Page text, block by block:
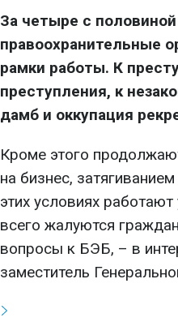
За четыре с
правоохранительные
рамки работы. К
преступления, к
дамб и оккупация
Кроме этого
на бизнес,
этих условиях
всего жалуются
вопросы к БЭБ, – в
заместитель